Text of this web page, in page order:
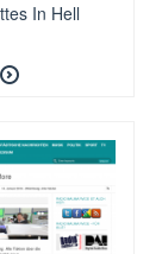
In Hell